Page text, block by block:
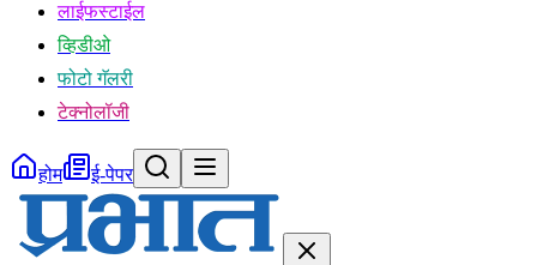
लाईफस्टाईल
व्हिडीओ
फोटो गॅलरी
टेक्नोलॉजी
होम ई-पेपर